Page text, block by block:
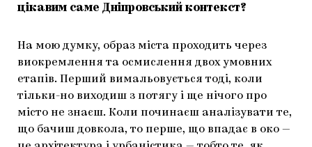
цікавим саме Дніпровський контекст?
На мою думку, образ міста проходить через
виокремлення та осмислення двох умовних
етапів. Перший вимальовується тоді, коли
тільки-но виходиш з потягу і ще нічого про
місто не знаєш. Коли починаєш аналізувати те,
що бачиш довкола, то перше, що впадає в око —